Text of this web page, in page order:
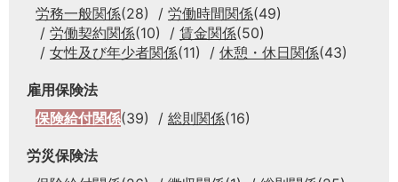
労務一般関係(28) 労働時間関係(49)
労働契約関係(10) 賃金関係(50)
女性及び年少者関係(11) 休憩・休日関係(43)
雇用保険法
保険給付関係(39) 総則関係(16)
労災保険法